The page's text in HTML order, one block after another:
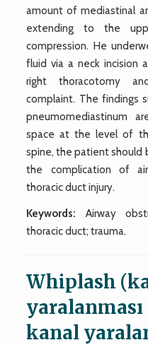
amount of mediastinal
extending to the
compression. He
fluid via a neck incision
right thoracotomy
complaint. The findings
pneumomediastinum
space at the level of
spine, the patient should
the complication of
thoracic duct injury.
Keywords: Airway
thoracic duct; trauma.
Whiplash
kanal